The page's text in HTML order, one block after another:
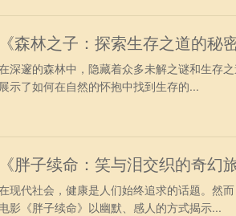
《森林之子：探索生存之道的秘
深邃的森林中，隐藏着众多未解之谜和生存
展示了如何在自然的怀抱中找到生存的...
《胖子续命：笑与泪交织的奇幻
现代社会，健康是人们始终追求的话题。然
电影《胖子续命》以幽默、感人的方式揭示...